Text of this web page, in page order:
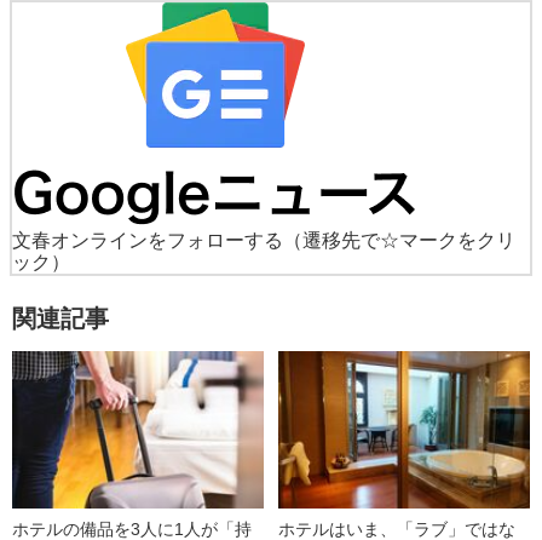
文春オンラインをフォローする
（遷移先で☆マークをクリ
ック）
関連記事
ホテルの備品を3人に1人が「持
ホテルはいま、「ラブ」ではな